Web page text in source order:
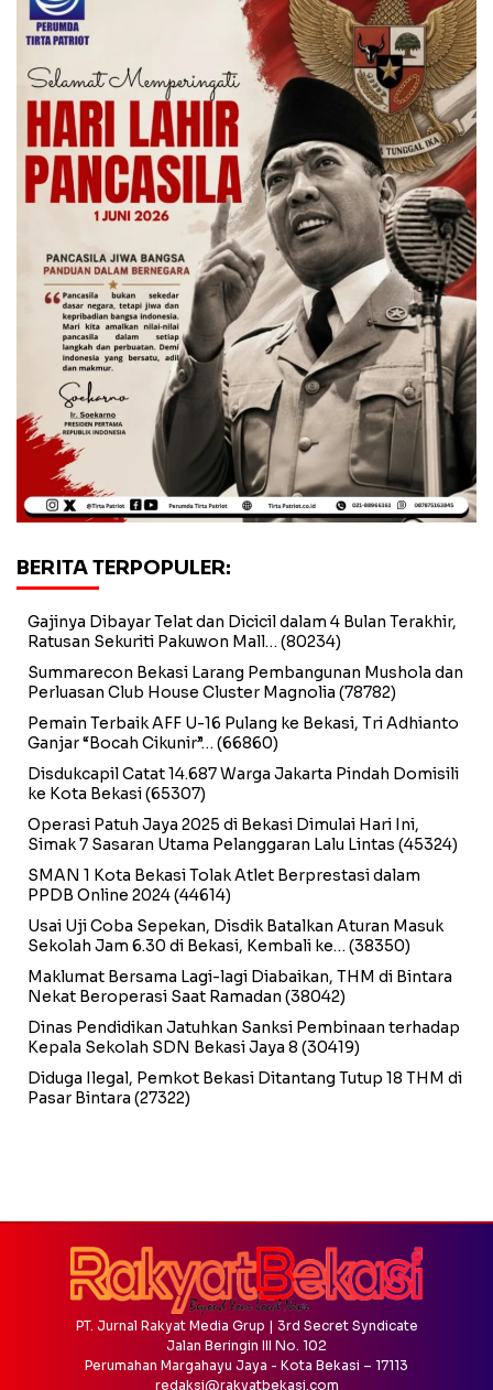
BERITA TERPOPULER:
Gajinya Dibayar Telat dan Dicicil dalam 4 Bulan Terakhir,
Ratusan Sekuriti Pakuwon Mall… (80234)
Summarecon Bekasi Larang Pembangunan Mushola dan
Perluasan Club House Cluster Magnolia (78782)
Pemain Terbaik AFF U-16 Pulang ke Bekasi, Tri Adhianto
Ganjar “Bocah Cikunir”… (66860)
Disdukcapil Catat 14.687 Warga Jakarta Pindah Domisili
ke Kota Bekasi(65307)
Operasi Patuh Jaya 2025 di Bekasi Dimulai Hari Ini,
Simak 7 Sasaran Utama Pelanggaran Lalu Lintas (45324)
SMAN 1 Kota Bekasi Tolak Atlet Berprestasi dalam
PPDB Online 2024(44614)
Usai Uji Coba Sepekan, Disdik Batalkan Aturan Masuk
Sekolah Jam 6.30 di Bekasi, Kembali ke… (38350)
Maklumat Bersama Lagi-lagi Diabaikan, THM di Bintara
Nekat Beroperasi Saat Ramadan (38042)
Dinas Pendidikan Jatuhkan Sanksi Pembinaan terhadap
Kepala Sekolah SDN Bekasi Jaya 8 (30419)
Diduga Ilegal, Pemkot Bekasi Ditantang Tutup 18 THM di
Pasar Bintara (27322)
PT. Jurnal Rakyat Media Grup | 3rd Secret Syndicate
Jalan Beringin III No. 102
Perumahan Margahayu Jaya - Kota Bekasi – 17113
redaksi@rakyatbekasi.com